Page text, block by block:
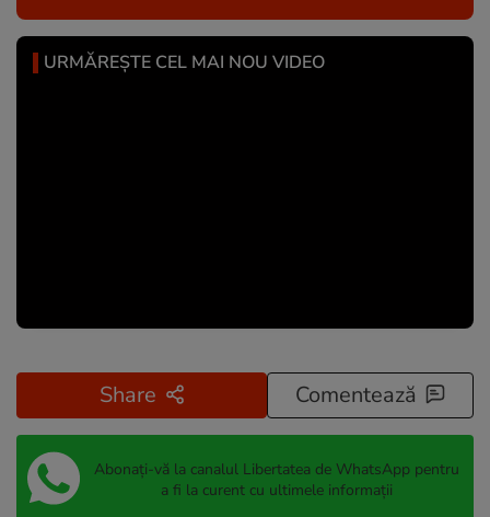
URMĂREȘTE CEL MAI NOU VIDEO
Share Comentează
Abonați-vă la canalul Libertatea de WhatsApp pentru
a fi la curent cu ultimele informații